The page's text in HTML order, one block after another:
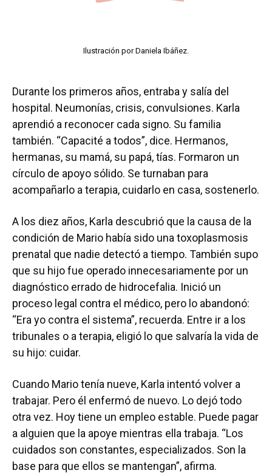
Ilustración por Daniela Ibáñez.
Durante los primeros años, entraba y salía del
hospital. Neumonías, crisis, convulsiones. Karla
aprendió a reconocer cada signo. Su familia
también. “Capacité a todos”, dice. Hermanos,
hermanas, su mamá, su papá, tías. Formaron un
círculo de apoyo sólido. Se turnaban para
acompañarlo a terapia, cuidarlo en casa, sostenerlo.
A los diez años, Karla descubrió que la causa de la
condición de Mario había sido una toxoplasmosis
prenatal que nadie detectó a tiempo. También supo
que su hijo fue operado innecesariamente por un
diagnóstico errado de hidrocefalia. Inició un
proceso legal contra el médico, pero lo abandonó:
“Era yo contra el sistema”, recuerda. Entre ir a los
tribunales o a terapia, eligió lo que salvaría la vida de
su hijo: cuidar.
Cuando Mario tenía nueve, Karla intentó volver a
trabajar. Pero él enfermó de nuevo. Lo dejó todo
otra vez. Hoy tiene un empleo estable. Puede pagar
a alguien que la apoye mientras ella trabaja. “Los
cuidados son constantes, especializados. Son la
base para que ellos se mantengan”, afirma.